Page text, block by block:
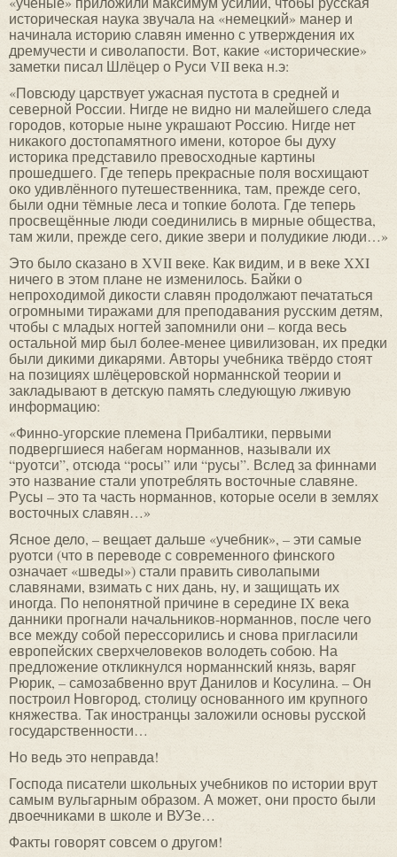
историческая наука звучала на «немецкий» манер и
начинала историю славян именно с утверждения их
дремучести и сиволапости. Вот, какие «исторические»
заметки писал Шлёцер о Руси VII века н.э:
«Повсюду царствует ужасная пустота в средней и
северной России. Нигде не видно ни малейшего следа
городов, которые ныне украшают Россию. Нигде нет
никакого достопамятного имени, которое бы духу
историка представило превосходные картины
прошедшего. Где теперь прекрасные поля восхищают
око удивлённого путешественника, там, прежде сего,
были одни тёмные леса и топкие болота. Где теперь
просвещённые люди соединились в мирные общества,
там жили, прежде сего, дикие звери и полудикие люди…»
Это было сказано в XVII веке. Как видим, и в веке XXI
ничего в этом плане не изменилось. Байки о
непроходимой дикости славян продолжают печататься
огромными тиражами для преподавания русским детям,
чтобы с младых ногтей запомнили они – когда весь
остальной мир был более-менее цивилизован, их предки
были дикими дикарями. Авторы учебника твёрдо стоят
на позициях шлёцеровской норманнской теории и
закладывают в детскую память следующую лживую
информацию:
«Финно-угорские племена Прибалтики, первыми
подвергшиеся набегам норманнов, называли их
“руотси”, отсюда “росы” или “русы”. Вслед за финнами
это название стали употреблять восточные славяне.
Русы – это та часть норманнов, которые осели в землях
восточных славян…»
Ясное дело, – вещает дальше «учебник», – эти самые
руотси (что в переводе с современного финского
означает «шведы») стали править сиволапыми
славянами, взимать с них дань, ну, и защищать их
иногда. По непонятной причине в середине IX века
данники прогнали начальников-норманнов, после чего
все между собой перессорились и снова пригласили
европейских сверхчеловеков володеть собою. На
предложение откликнулся норманнский князь, варяг
Рюрик, – самозабвенно врут Данилов и Косулина. – Он
построил Новгород, столицу основанного им крупного
княжества. Так иностранцы заложили основы русской
государственности…
Но ведь это неправда!
Господа писатели школьных учебников по истории врут
самым вульгарным образом. А может, они просто были
двоечниками в школе и ВУЗе…
Факты говорят совсем о другом!